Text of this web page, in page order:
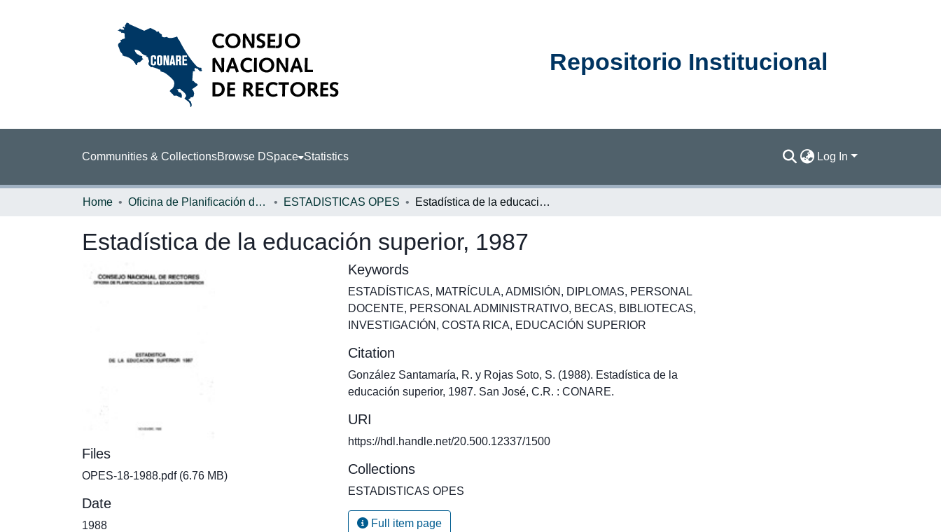
Repositorio Institucional
Communities & CollectionsBrowse DSpace Statistics Log In
Home Oficina de Planificación de la Educación Superior (OPES) ESTADISTICAS OPES Estadística de la educación superior, 1987
Estadística de la educación superior, 1987
Files
OPES-18-1988.pdf(6.76 MB)
Date
1988
Keywords
ESTADÍSTICAS, MATRÍCULA, ADMISIÓN , DIPLOMAS, PERSONAL
DOCENTE, PERSONAL ADMINISTRATIVO, BECAS, BIBLIOTECAS,
INVESTIGACIÓN , COSTA RICA, EDUCACIÓN SUPERIOR
Citation
González Santamaría, R. y Rojas Soto, S. (1988). Estadística de la
educación superior, 1987. San José, C.R. : CONARE.
URI
https://hdl.handle.net/20.500.12337/1500
Collections
ESTADISTICAS OPES
Full item page